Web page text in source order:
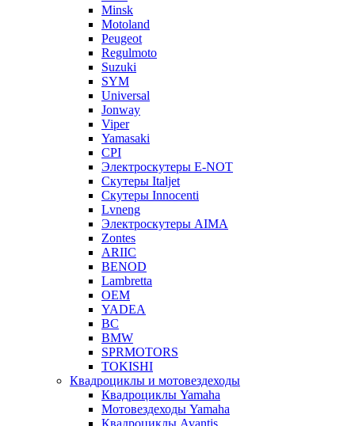
Minsk
Motoland
Peugeot
Regulmoto
Suzuki
SYM
Universal
Jonway
Viper
Yamasaki
CPI
Электроскутеры E-NOT
Скутеры Italjet
Скутеры Innocenti
Lvneng
Электроскутеры AIMA
Zontes
ARIIC
BENOD
Lambretta
OEM
YADEA
BC
BMW
SPRMOTORS
TOKISHI
Квадроциклы и мотовездеходы
Квадроциклы Yamaha
Мотовездеходы Yamaha
Квадроциклы Avantis